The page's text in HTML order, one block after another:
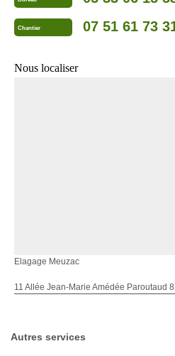
Chantier 07 51 61 73
Nous localiser
Elagage Meuzac
11 Allée Jean-Marie Amédée Paroutaud
Autres services